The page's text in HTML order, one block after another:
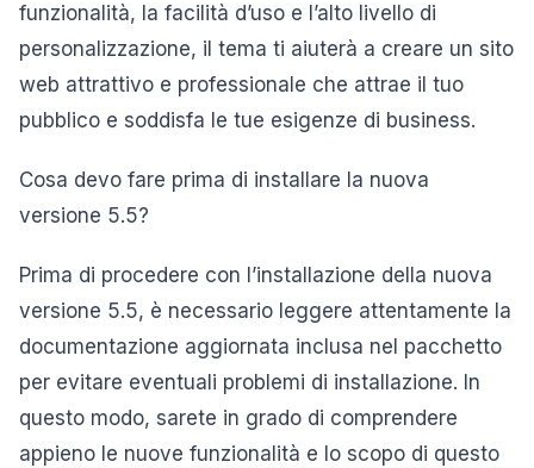
funzionalità, la facilità d’uso e l’alto livello di
personalizzazione, il tema ti aiuterà a creare un sito
web attrattivo e professionale che attrae il tuo
pubblico e soddisfa le tue esigenze di business.
Cosa devo fare prima di installare la nuova
versione 5.5?
Prima di procedere con l’installazione della nuova
versione 5.5, è necessario leggere attentamente la
documentazione aggiornata inclusa nel pacchetto
per evitare eventuali problemi di installazione. In
questo modo, sarete in grado di comprendere
appieno le nuove funzionalità e lo scopo di questo